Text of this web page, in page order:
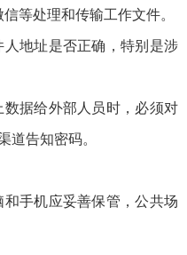
等处理和传输工作文件。
地址是否正确，特别是涉
据给外部人员时，必须对
道告知密码。
手机应妥善保管，公共场